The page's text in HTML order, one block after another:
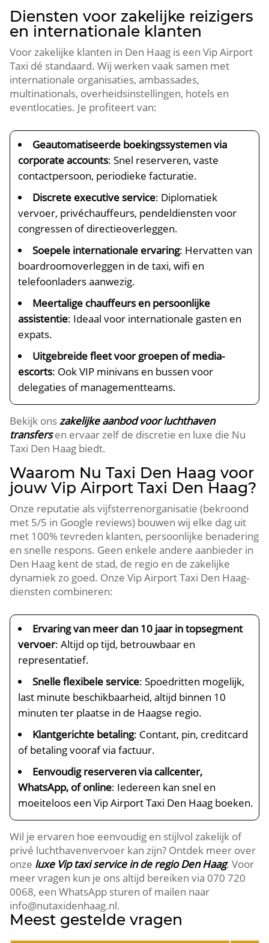
Diensten voor zakelijke reizigers
en internationale klanten
Voor zakelijke klanten in Den Haag is een Vip Airport
Taxi dé standaard. Wij werken vaak samen met
internationale organisaties, ambassades,
multinationals, overheidsinstellingen, hotels en
eventlocaties. Je profiteert van:
Geautomatiseerde boekingssystemen via
corporate accounts: Snel reserveren, vaste
contactpersoon, periodieke facturatie.
Discrete executive service: Diplomatiek
vervoer, privéchauffeurs, pendeldiensten voor
congressen of directieoverleggen.
Soepele internationale ervaring: Hervatten van
boardroomoverleggen in de taxi, wifi en
telefoonladers aanwezig.
Meertalige chauffeurs en persoonlijke
assistentie: Ideaal voor internationale gasten en
expats.
Uitgebreide fleet voor groepen of media-
escorts: Ook VIP minivans en bussen voor
delegaties of managementteams.
Bekijk onszakelijke aanbod voor luchthaven
transfersen ervaar zelf de discretie en luxe die Nu
Taxi Den Haag biedt.
Waarom Nu Taxi Den Haag voor
jouw Vip Airport Taxi Den Haag?
Onze reputatie als vijfsterrenorganisatie (bekroond
met 5/5 in Google reviews) bouwen wij elke dag uit
met 100% tevreden klanten, persoonlijke benadering
en snelle respons. Geen enkele andere aanbieder in
Den Haag kent de stad, de regio en de zakelijke
dynamiek zo goed. Onze Vip Airport Taxi Den Haag-
diensten combineren:
Ervaring van meer dan 10 jaar in topsegment
vervoer: Altijd op tijd, betrouwbaar en
representatief.
Snelle flexibele service: Spoedritten mogelijk,
last minute beschikbaarheid, altijd binnen 10
minuten ter plaatse in de Haagse regio.
Klantgerichte betaling: Contant, pin, creditcard
of betaling vooraf via factuur.
Eenvoudig reserveren via callcenter,
WhatsApp, of online: Iedereen kan snel en
moeiteloos een Vip Airport Taxi Den Haag boeken.
Wil je ervaren hoe eenvoudig en stijlvol zakelijk of
privé luchthavenvervoer kan zijn? Ontdek meer over
onze luxe Vip taxi service in de regio Den Haag. Voor
meer vragen kun je ons altijd bereiken via 070 720
0068, een WhatsApp sturen of mailen naar
info@nutaxidenhaag.nl.
Meest gestelde vragen